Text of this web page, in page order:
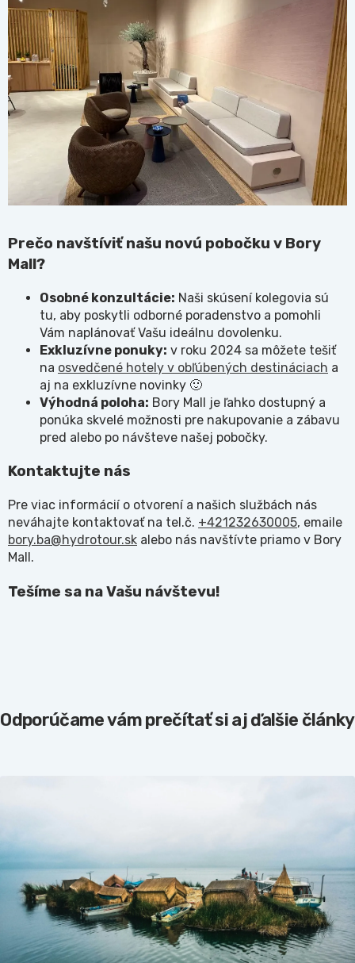
Prečo navštíviť našu novú pobočku v Bory
Mall?
Osobné konzultácie: Naši skúsení kolegovia sú
tu, aby poskytli odborné poradenstvo a pomohli
Vám naplánovať Vašu ideálnu dovolenku.
Exkluzívne ponuky: v roku 2024 sa môžete tešiť
na osvedčené hotely v obľúbených destináciach a
aj na exkluzívne novinky 🙂
Výhodná poloha: Bory Mall je ľahko dostupný a
ponúka skvelé možnosti pre nakupovanie a zábavu
pred alebo po návšteve našej pobočky.
Kontaktujte nás
Pre viac informácií o otvorení a našich službách nás
neváhajte kontaktovať na tel.č. +421232630005, emaile
bory.ba@hydrotour.sk alebo nás navštívte priamo v Bory
Mall.
Tešíme sa na Vašu návštevu!
Odporúčame vám prečítať si aj ďalšie články